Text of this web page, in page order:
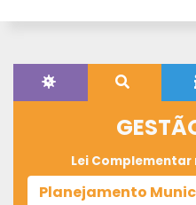
Lei Complementar
Planejamento